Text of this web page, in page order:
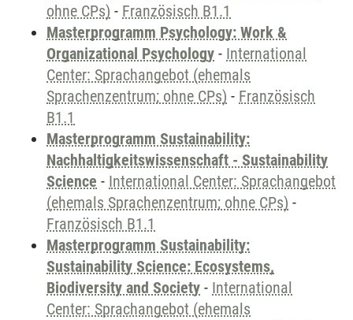
ohne CPs) - Französisch B1.1
Masterprogramm Psychology: Work &
Organizational Psychology - International
Center: Sprachangebot (ehemals
Sprachenzentrum; ohne CPs) - Französisch
B1.1
Masterprogramm Sustainability:
Nachhaltigkeitswissenschaft - Sustainability
Science - International Center: Sprachangebot
(ehemals Sprachenzentrum; ohne CPs) -
Französisch B1.1
Masterprogramm Sustainability:
Sustainability Science: Ecosystems,
Biodiversity and Society - International
Center: Sprachangebot (ehemals